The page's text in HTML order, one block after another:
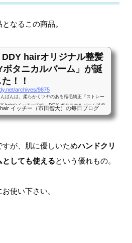
なるこの商品。
DDY hairオリジナル整髪
ボタニカルバーム」が誕
！！
archives/9875
ばんは。柔らかくツヤのある縮毛矯正『ストレー
hairのイッチーです。DDY ボタニカルバーム以前
品のオリジナル整髪料をいつか作りたいな〜と思っ
いました！！そういうお話をいただいてから数ヶ
イッチー（市田智大）の毎日ブログ
が、肌に優しいためハンドクリ
しても使えるという優れもの。
使い下さい。